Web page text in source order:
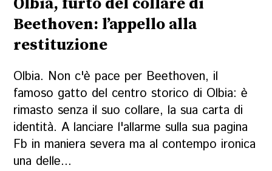
Beethoven: l’appello alla
restituzione
Olbia. Non c'è pace per Beethoven, il
famoso gatto del centro storico di Olbia: è
rimasto senza il suo collare, la sua carta di
identità. A lanciare l'allarme sulla sua pagina
Fb in maniera severa ma al contempo ironica
una delle...